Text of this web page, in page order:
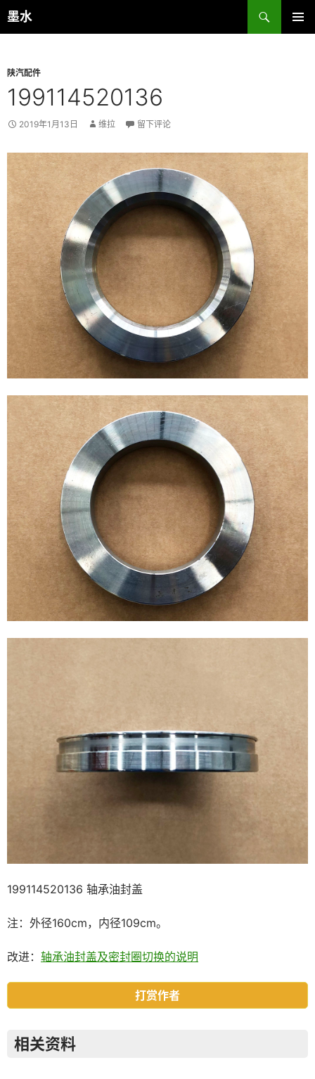
跳
至
墨水
搜
索
陕汽配件
199114520136
2019年1月13日 维拉 留下评论
199114520136 轴承油封盖
注：外径160cm，内径109cm。
改进： 轴承油封盖及密封圈切换的说明
打赏作者
相关资料